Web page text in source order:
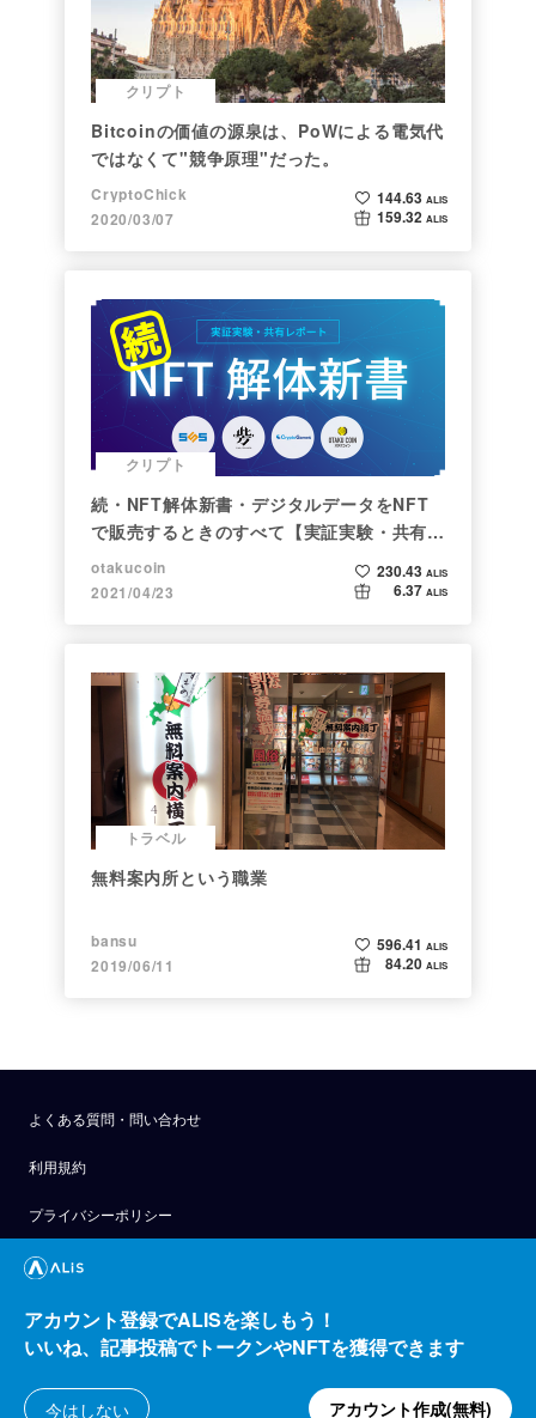
クリプト
Bitcoinの価値の源泉は、PoWによる電気代
ではなくて"競争原理"だった。
CryptoChick
2020/03/07
144.63 ALIS
159.32 ALIS
クリプト
続・NFT解体新書・デジタルデータをNFT
で販売するときのすべて【実証実験・共有レ
ポート】
otakucoin
2021/04/23
230.43 ALIS
6.37 ALIS
トラベル
無料案内所という職業
bansu
2019/06/11
596.41 ALIS
84.20 ALIS
よくある質問・問い合わせ
利用規約
プライバシーポリシー
公式アナウンス
技術ブログ
API
運営会社
アカウント登録でALISを楽しもう！
いいね、記事投稿でトークンやNFTを獲得できます
今はしない アカウント作成(無料)